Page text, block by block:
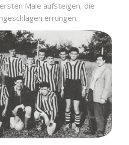
Male aufsteigen, die
errungen.